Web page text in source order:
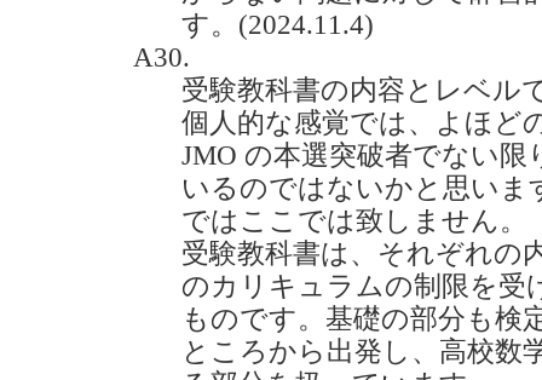
す。(2024.11.4)
A30.
受験教科書の内容とレベル
個人的な感覚では、よほど
JMO の本選突破者でない
いるのではないかと思いま
ではここでは致しません。
受験教科書は、それぞれの
のカリキュラムの制限を受
ものです。基礎の部分も検
ところから出発し、高校数